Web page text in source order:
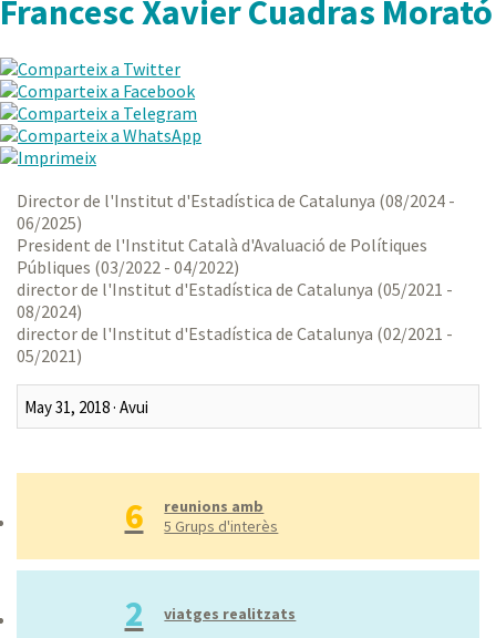
Francesc Xavier Cuadras Morató
Director de l'Institut d'Estadística de Catalunya (08/2024 -
06/2025)
President de l'Institut Català d'Avaluació de Polítiques
Públiques (03/2022 - 04/2022)
director de l'Institut d'Estadística de Catalunya (05/2021 -
08/2024)
director de l'Institut d'Estadística de Catalunya (02/2021 -
05/2021)
Darrers tres mesos
Rang personalitzat
6
reunions amb
5 Grups d'interès
2 viatges realitzats